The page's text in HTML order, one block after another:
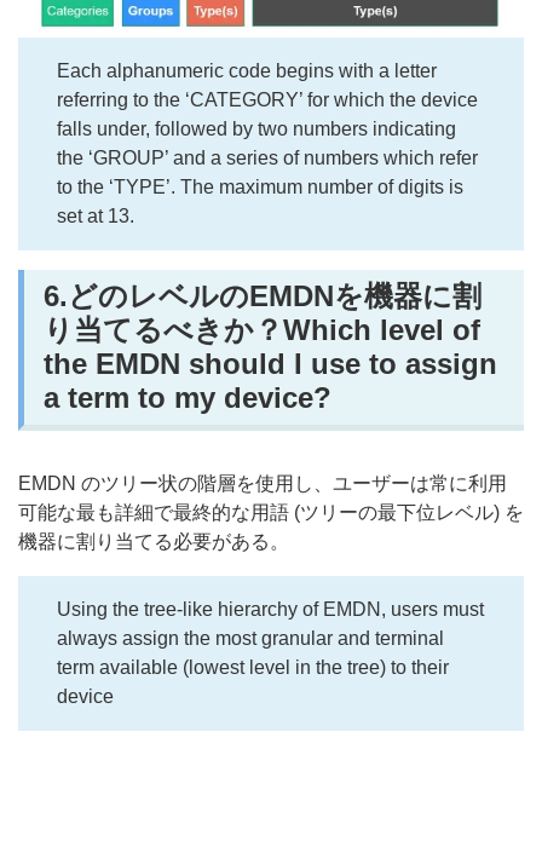
Each alphanumeric code begins with a letter
referring to the ‘CATEGORY’ for which the device
falls under, followed by two numbers indicating
the ‘GROUP’ and a series of numbers which refer
to the ‘TYPE’. The maximum number of digits is
set at 13.
6.どのレベルのEMDNを機器に割
り当てるべきか？Which level of
the EMDN should I use to assign
a term to my device?
EMDN のツリー状の階層を使用し、ユーザーは常に利用
可能な最も詳細で最終的な用語 (ツリーの最下位レベル) を
機器に割り当てる必要がある。
Using the tree-like hierarchy of EMDN, users must
always assign the most granular and terminal
term available (lowest level in the tree) to their
device